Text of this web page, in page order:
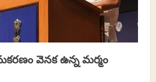
వెనక ఉన్న మర్మం